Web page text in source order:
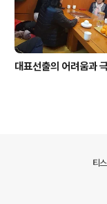
대표선출의 어려움과
티